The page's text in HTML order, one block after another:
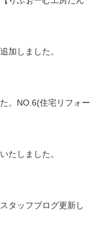
加しました。
。NO.6(住宅リフォー
たしました。
タッフブログ更新し